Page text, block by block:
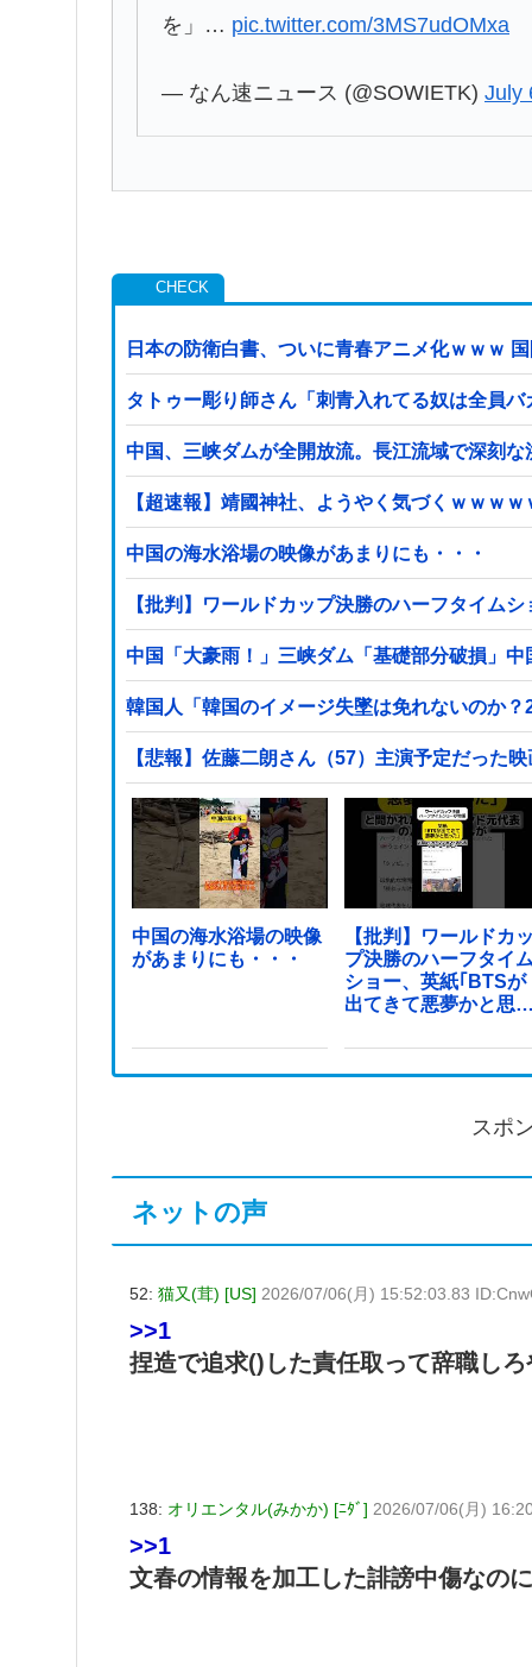
を」… pic.twitter.com/3MS7udOMxa
— なん速ニュース (@SOWIETK) July
日本の防衛白書、ついに青春アニメ化ｗｗｗ
タトゥー彫り師さん「刺青入れてる奴は全員
中国、三峡ダムが全開放流。長江流域で深刻な
【超速報】靖國神社、ようやく気づくｗｗｗ
中国の海水浴場の映像があまりにも・・・
【批判】ワールドカップ決勝のハーフタイム
中国「大豪雨！」三峡ダム「基礎部分破損」
韓国人「韓国のイメージ失墜は免れないのか
【悲報】佐藤二朗さん（57）主演予定だった
中国の海水浴場の映像
があまりにも・・・
【批判】ワールドカ
プ決勝のハーフタイ
ショー、英紙｢BTSが
出てきて悪夢かと思
スポ
ネットの声
52: 猫又(茸) [US] 2026/07/06(月) 15:52:03.83
>>1
捏造で追求()した責任取って辞職しろ
138: オリエンタル(みかか) [ﾆﾀﾞ] 2026/07/06(月)
>>1
文春の情報を加工した誹謗中傷なの